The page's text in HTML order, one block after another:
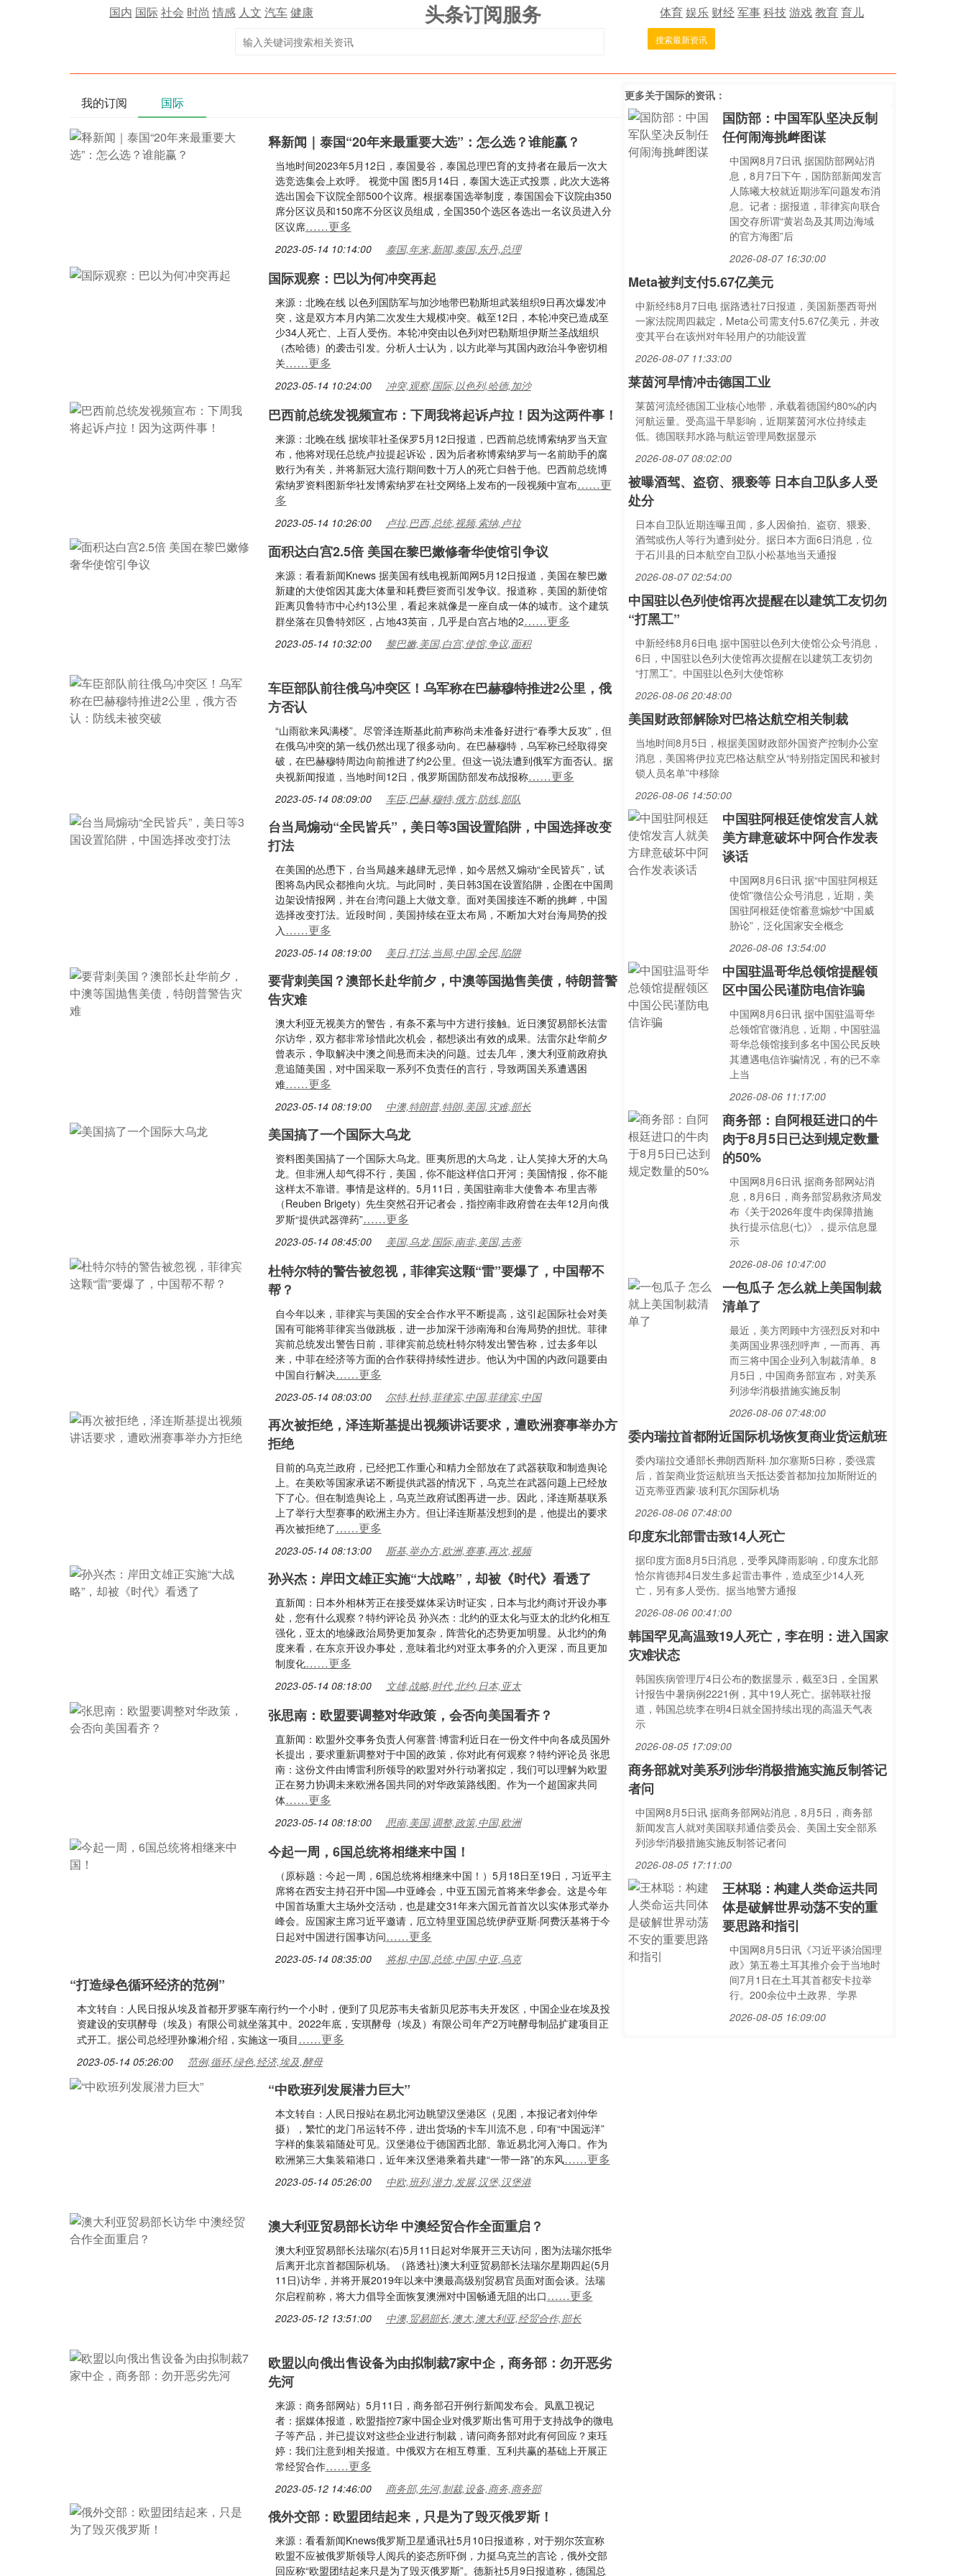
国内 国际社会 时尚 情感 人文 汽车健康 头条订阅服务 体育娱乐 财经军事科技游戏教育育儿
搜索最新资讯
我的订阅 国际
释新闻｜泰国“20年来最重要大选”：怎么选？谁能赢？
当地时间2023年5月12日，泰国曼谷，泰国总理巴育的支持者在最后一次大
选竞选集会上欢呼。 视觉中国 图5月14日，泰国大选正式投票，此次大选将
选出国会下议院全部500个议席。根据泰国选举制度，泰国国会下议院由350
席分区议员和150席不分区议员组成，全国350个选区各选出一名议员进入分
区议席……更多
2023-05-14 10:14:00 泰国,年来,新闻,泰国,东丹,总理
国际观察：巴以为何冲突再起
来源：北晚在线 以色列国防军与加沙地带巴勒斯坦武装组织9日再次爆发冲
突，这是双方本月内第二次发生大规模冲突。截至12日，本轮冲突已造成至
少34人死亡、上百人受伤。本轮冲突由以色列对巴勒斯坦伊斯兰圣战组织
（杰哈德）的袭击引发。分析人士认为，以方此举与其国内政治斗争密切相
关……更多
2023-05-14 10:24:00 冲突,观察,国际,以色列,哈德,加沙
巴西前总统发视频宣布：下周我将起诉卢拉！因为这两件事！
来源：北晚在线 据埃菲社圣保罗5月12日报道，巴西前总统博索纳罗当天宣
布，他将对现任总统卢拉提起诉讼，因为后者称博索纳罗与一名前助手的腐
败行为有关，并将新冠大流行期间数十万人的死亡归咎于他。巴西前总统博
索纳罗资料图新华社发博索纳罗在社交网络上发布的一段视频中宣布……更
多
2023-05-14 10:26:00 卢拉,巴西,总统,视频,索纳,卢拉
面积达白宫2.5倍 美国在黎巴嫩修奢华使馆引争议
来源：看看新闻Knews 据美国有线电视新闻网5月12日报道，美国在黎巴嫩
新建的大使馆因其庞大体量和耗费巨资而引发争议。报道称，美国的新使馆
距离贝鲁特市中心约13公里，看起来就像是一座自成一体的城市。这个建筑
群坐落在贝鲁特郊区，占地43英亩，几乎是白宫占地的2……更多
2023-05-14 10:32:00 黎巴嫩,美国,白宫,使馆,争议,面积
车臣部队前往俄乌冲突区！乌军称在巴赫穆特推进2公里，俄
方否认
“山雨欲来风满楼”。尽管泽连斯基此前声称尚未准备好进行“春季大反攻”，但
在俄乌冲突的第一线仍然出现了很多动向。在巴赫穆特，乌军称已经取得突
破，在巴赫穆特周边向前推进了约2公里。但这一说法遭到俄军方面否认。据
央视新闻报道，当地时间12日，俄罗斯国防部发布战报称……更多
2023-05-14 08:09:00 车臣,巴赫,穆特,俄方,防线,部队
台当局煽动“全民皆兵”，美日等3国设置陷阱，中国选择改变
打法
在美国的怂恿下，台当局越来越肆无忌惮，如今居然又煽动“全民皆兵”，试
图将岛内民众都推向火坑。与此同时，美日韩3国在设置陷阱，企图在中国周
边架设情报网，并在台湾问题上大做文章。面对美国接连不断的挑衅，中国
选择改变打法。近段时间，美国持续在亚太布局，不断加大对台海局势的投
入……更多
2023-05-14 08:19:00 美日,打法,当局,中国,全民,陷阱
要背刺美国？澳部长赴华前夕，中澳等国抛售美债，特朗普警
告灾难
澳大利亚无视美方的警告，有条不紊与中方进行接触。近日澳贸易部长法雷
尔访华，双方都非常珍惜此次机会，都想谈出有效的成果。法雷尔赴华前夕
曾表示，争取解决中澳之间悬而未决的问题。过去几年，澳大利亚前政府执
意追随美国，对中国采取一系列不负责任的言行，导致两国关系遭遇困
难……更多
2023-05-14 08:19:00 中澳,特朗普,特朗,美国,灾难,部长
美国搞了一个国际大乌龙
资料图美国搞了一个国际大乌龙。匪夷所思的大乌龙，让人笑掉大牙的大乌
龙。但非洲人却气得不行，美国，你不能这样信口开河；美国情报，你不能
这样太不靠谱。事情是这样的。5月11日，美国驻南非大使鲁本·布里吉蒂
（Reuben Brigety）先生突然召开记者会，指控南非政府曾在去年12月向俄
罗斯“提供武器弹药”……更多
2023-05-14 08:45:00 美国,乌龙,国际,南非,美国,吉蒂
杜特尔特的警告被忽视，菲律宾这颗“雷”要爆了，中国帮不
帮？
自今年以来，菲律宾与美国的安全合作水平不断提高，这引起国际社会对美
国有可能将菲律宾当做跳板，进一步加深干涉南海和台海局势的担忧。菲律
宾前总统发出警告日前，菲律宾前总统杜特尔特发出警告称，过去多年以
来，中菲在经济等方面的合作获得持续性进步。他认为中国的内政问题要由
中国自行解决……更多
2023-05-14 08:03:00 尔特,杜特,菲律宾,中国,菲律宾,中国
再次被拒绝，泽连斯基提出视频讲话要求，遭欧洲赛事举办方
拒绝
目前的乌克兰政府，已经把工作重心和精力全部放在了武器获取和制造舆论
上。在美欧等国家承诺不断提供武器的情况下，乌克兰在武器问题上已经放
下了心。但在制造舆论上，乌克兰政府试图再进一步。因此，泽连斯基联系
上了举行大型赛事的欧洲主办方。但让泽连斯基没想到的是，他提出的要求
再次被拒绝了……更多
2023-05-14 08:13:00 斯基,举办方,欧洲,赛事,再次,视频
孙兴杰：岸田文雄正实施“大战略”，却被《时代》看透了
直新闻：日本外相林芳正在接受媒体采访时证实，日本与北约商讨开设办事
处，您有什么观察？特约评论员 孙兴杰：北约的亚太化与亚太的北约化相互
强化，亚太的地缘政治局势更加复杂，阵营化的态势更加明显。从北约的角
度来看，在东京开设办事处，意味着北约对亚太事务的介入更深，而且更加
制度化……更多
2023-05-14 08:18:00 文雄,战略,时代,北约,日本,亚太
张思南：欧盟要调整对华政策，会否向美国看齐？
直新闻：欧盟外交事务负责人何塞普·博雷利近日在一份文件中向各成员国外
长提出，要求重新调整对于中国的政策，你对此有何观察？特约评论员 张思
南：这份文件由博雷利所领导的欧盟对外行动署拟定，我们可以理解为欧盟
正在努力协调未来欧洲各国共同的对华政策路线图。作为一个超国家共同
体……更多
2023-05-14 08:18:00 思南,美国,调整,政策,中国,欧洲
今起一周，6国总统将相继来中国！
（原标题：今起一周，6国总统将相继来中国！）5月18日至19日，习近平主
席将在西安主持召开中国—中亚峰会，中亚五国元首将来华参会。这是今年
中国首场重大主场外交活动，也是建交31年来六国元首首次以实体形式举办
峰会。应国家主席习近平邀请，厄立特里亚国总统伊萨亚斯·阿费沃基将于今
日起对中国进行国事访问……更多
2023-05-14 08:35:00 将相,中国,总统,中国,中亚,乌克
“打造绿色循环经济的范例”
本文转自：人民日报从埃及首都开罗驱车南行约一个小时，便到了贝尼苏韦夫省新贝尼苏韦夫开发区，中国企业在埃及投
资建设的安琪酵母（埃及）有限公司就坐落其中。2022年底，安琪酵母（埃及）有限公司年产2万吨酵母制品扩建项目正
式开工。据公司总经理孙豫湘介绍，实施这一项目……更多
2023-05-14 05:26:00 范例,循环,绿色,经济,埃及,酵母
“中欧班列发展潜力巨大”
本文转自：人民日报站在易北河边眺望汉堡港区（见图，本报记者刘仲华
摄），繁忙的龙门吊运转不停，进出货场的卡车川流不息，印有“中国远洋”
字样的集装箱随处可见。汉堡港位于德国西北部、靠近易北河入海口。作为
欧洲第三大集装箱港口，近年来汉堡港乘着共建“一带一路”的东风……更多
2023-05-14 05:26:00 中欧,班列,潜力,发展,汉堡,汉堡港
澳大利亚贸易部长访华 中澳经贸合作全面重启？
澳大利亚贸易部长法瑞尔(右)5月11日起对华展开三天访问，图为法瑞尔抵华
后离开北京首都国际机场。（路透社)澳大利亚贸易部长法瑞尔星期四起(5月
11日)访华，并将开展2019年以来中澳最高级别贸易官员面对面会谈。法瑞
尔启程前称，将大力倡导全面恢复澳洲对中国畅通无阻的出口……更多
2023-05-12 13:51:00 中澳,贸易部长,澳大,澳大利亚,经贸合作,部长
欧盟以向俄出售设备为由拟制裁7家中企，商务部：勿开恶劣
先河
来源：商务部网站）5月11日，商务部召开例行新闻发布会。凤凰卫视记
者：据媒体报道，欧盟指控7家中国企业对俄罗斯出售可用于支持战争的微电
子等产品，并已提议对这些企业进行制裁，请问商务部对此有何回应？束珏
婷：我们注意到相关报道。中俄双方在相互尊重、互利共赢的基础上开展正
常经贸合作……更多
2023-05-12 14:46:00 商务部,先河,制裁,设备,商务,商务部
俄外交部：欧盟团结起来，只是为了毁灭俄罗斯！
来源：看看新闻Knews俄罗斯卫星通讯社5月10日报道称，对于朔尔茨宣称
欧盟不应被俄罗斯领导人阅兵的姿态所吓倒，力挺乌克兰的言论，俄外交部
回应称“欧盟团结起来只是为了毁灭俄罗斯”。德新社5月9日报道称，德国总
更多关于国际的资讯：
国防部：中国军队坚决反制
任何闹海挑衅图谋
中国网8月7日讯 据国防部网站消
息，8月7日下午，国防部新闻发言
人陈曦大校就近期涉军问题发布消
息。记者：据报道，菲律宾向联合
国交存所谓“黄岩岛及其周边海域
的官方海图”后
2026-08-07 16:30:00
Meta被判支付5.67亿美元
中新经纬8月7日电 据路透社7日报道，美国新墨西哥州
一家法院周四裁定，Meta公司需支付5.67亿美元，并改
变其平台在该州对年轻用户的功能设置
2026-08-07 11:33:00
莱茵河旱情冲击德国工业
莱茵河流经德国工业核心地带，承载着德国约80%的内
河航运量。受高温干旱影响，近期莱茵河水位持续走
低。德国联邦水路与航运管理局数据显示
2026-08-07 08:02:00
被曝酒驾、盗窃、猥亵等 日本自卫队多人受
处分
日本自卫队近期连曝丑闻，多人因偷拍、盗窃、猥亵、
酒驾或伤人等行为遭到处分。据日本方面6日消息，位
于石川县的日本航空自卫队小松基地当天通报
2026-08-07 02:54:00
中国驻以色列使馆再次提醒在以建筑工友切勿
“打黑工”
中新经纬8月6日电 据中国驻以色列大使馆公众号消息，
6日，中国驻以色列大使馆再次提醒在以建筑工友切勿
“打黑工”。中国驻以色列大使馆称
2026-08-06 20:48:00
美国财政部解除对巴格达航空相关制裁
当地时间8月5日，根据美国财政部外国资产控制办公室
消息，美国将伊拉克巴格达航空从“特别指定国民和被封
锁人员名单”中移除
2026-08-06 14:50:00
中国驻阿根廷使馆发言人就
美方肆意破坏中阿合作发表
谈话
中国网8月6日讯 据“中国驻阿根廷
使馆”微信公众号消息，近期，美
国驻阿根廷使馆蓄意煽炒“中国威
胁论”，泛化国家安全概念
2026-08-06 13:54:00
中国驻温哥华总领馆提醒领
区中国公民谨防电信诈骗
中国网8月6日讯 据中国驻温哥华
总领馆官微消息，近期，中国驻温
哥华总领馆接到多名中国公民反映
其遭遇电信诈骗情况，有的已不幸
上当
2026-08-06 11:17:00
商务部：自阿根廷进口的牛
肉于8月5日已达到规定数量
的50%
中国网8月6日讯 据商务部网站消
息，8月6日，商务部贸易救济局发
布《关于2026年度牛肉保障措施
执行提示信息(七)》，提示信息显
示
2026-08-06 10:47:00
一包瓜子 怎么就上美国制裁
清单了
最近，美方罔顾中方强烈反对和中
美两国业界强烈呼声，一而再、再
而三将中国企业列入制裁清单。8
月5日，中国商务部宣布，对美系
列涉华消极措施实施反制
2026-08-06 07:48:00
委内瑞拉首都附近国际机场恢复商业货运航班
委内瑞拉交通部长弗朗西斯科·加尔塞斯5日称，委强震
后，首架商业货运航班当天抵达委首都加拉加斯附近的
迈克蒂亚西蒙·玻利瓦尔国际机场
2026-08-06 07:48:00
印度东北部雷击致14人死亡
据印度方面8月5日消息，受季风降雨影响，印度东北部
恰尔肯德邦4日发生多起雷击事件，造成至少14人死
亡，另有多人受伤。据当地警方通报
2026-08-06 00:41:00
韩国罕见高温致19人死亡，李在明：进入国家
灾难状态
韩国疾病管理厅4日公布的数据显示，截至3日，全国累
计报告中暑病例2221例，其中19人死亡。据韩联社报
道，韩国总统李在明4日就全国持续出现的高温天气表
示
2026-08-05 17:09:00
商务部就对美系列涉华消极措施实施反制答记
者问
中国网8月5日讯 据商务部网站消息，8月5日，商务部
新闻发言人就对美国联邦通信委员会、美国土安全部系
列涉华消极措施实施反制答记者问
2026-08-05 17:11:00
王林聪：构建人类命运共同
体是破解世界动荡不安的重
要思路和指引
中国网8月5日讯《习近平谈治国理
政》第五卷土耳其推介会于当地时
间7月1日在土耳其首都安卡拉举
行。200余位中土政界、学界
2026-08-05 16:09:00